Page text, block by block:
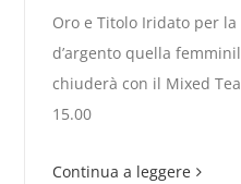
Mondiale Junior, a
Tanfoglio gli
Oro e Titolo Iridato per
d’argento quella
chiuderà con il Mixed
15.00
Continua a leggere